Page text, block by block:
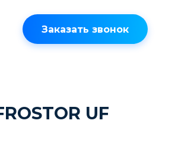
Заказать звонок
UF